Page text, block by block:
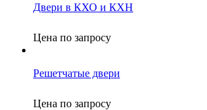
Двери в КХО и КХН
Цена по запросу
Решетчатые двери
Цена по запросу